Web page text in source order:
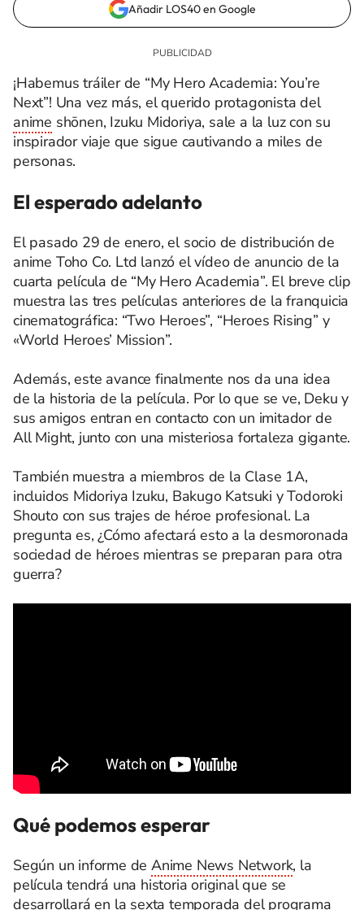
Añadir LOS40 en Google
¡Habemus tráiler de “My Hero Academia: You’re
Next”! Una vez más, el querido protagonista del
anime shōnen, Izuku Midoriya, sale a la luz con su
inspirador viaje que sigue cautivando a miles de
personas.
El esperado adelanto
El pasado 29 de enero, el socio de distribución de
anime Toho Co. Ltd lanzó el vídeo de anuncio de la
cuarta película de “My Hero Academia”. El breve clip
muestra las tres películas anteriores de la franquicia
cinematográfica: “Two Heroes”, “Heroes Rising” y
«World Heroes’ Mission”.
Además, este avance finalmente nos da una idea
de la historia de la película. Por lo que se ve, Deku y
sus amigos entran en contacto con un imitador de
All Might, junto con una misteriosa fortaleza gigante.
También muestra a miembros de la Clase 1A,
incluidos Midoriya Izuku, Bakugo Katsuki y Todoroki
Shouto con sus trajes de héroe profesional. La
pregunta es, ¿Cómo afectará esto a la desmoronada
sociedad de héroes mientras se preparan para otra
guerra?
Qué podemos esperar
Según un informe deAnime News Network, la
película tendrá una historia original que se
desarrollará en la sexta temporada del programa